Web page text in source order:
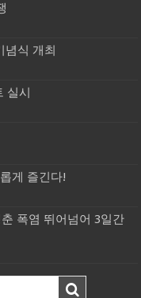
념식 개최
실시
게 즐긴다!
폭염 뛰어넘어 3일간